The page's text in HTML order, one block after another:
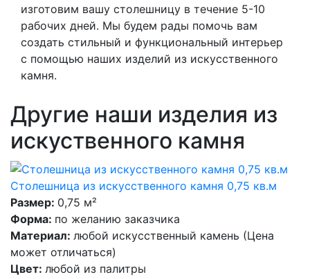
изготовим вашу столешницу в течение 5-10
рабочих дней. Мы будем рады помочь вам
создать стильный и функциональный интерьер
с помощью наших изделий из искусственного
камня.
Другие наши изделия из
искуственного камня
Столешница из искусственного камня 0,75 кв.м
Размер: 0,75 м²
Форма: по желанию заказчика
Материал: любой искусственный камень (Цена
может отличаться)
Цвет: любой из палитры